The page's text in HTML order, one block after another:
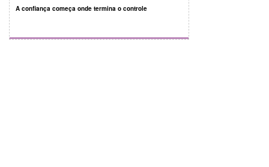
A confiança começa onde termina o controle